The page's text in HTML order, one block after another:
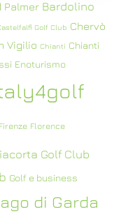
Palmer Bardolino
Golf Club Chervò
Vigilio Chianti Chianti
Enoturismo
Firenze Florence
Golf Club
Golf e business
di Garda